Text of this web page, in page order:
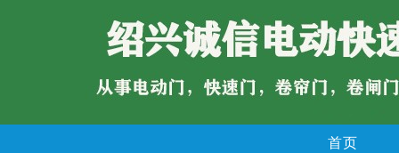
首页